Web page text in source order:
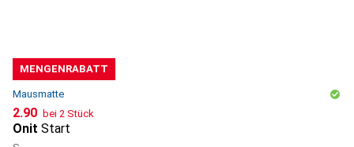
MENGENRABATT
Mausmatte
CHF
2.90 bei 2 Stück
Onit Start